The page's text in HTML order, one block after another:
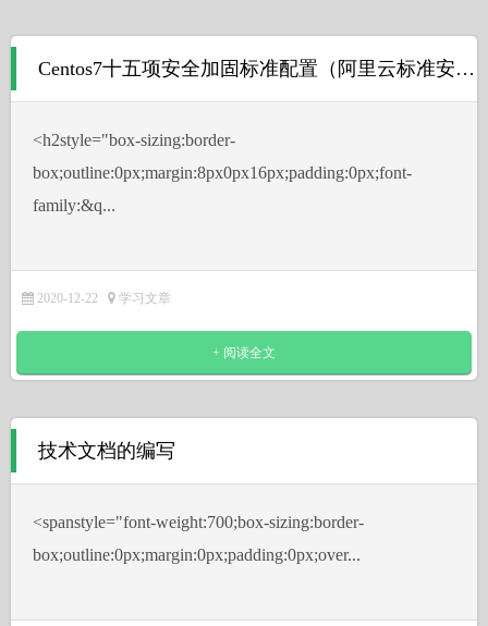
Centos7十五项安全加固标准配置（阿里云标准安全基线检查）
˂h2style="box-sizing:border-
box;outline:0px;margin:8px0px16px;padding:0px;font-
family:&q...
2020-12-22 学习文章
+ 阅读全文
技术文档的编写
˂spanstyle="font-weight:700;box-sizing:border-
box;outline:0px;margin:0px;padding:0px;over...